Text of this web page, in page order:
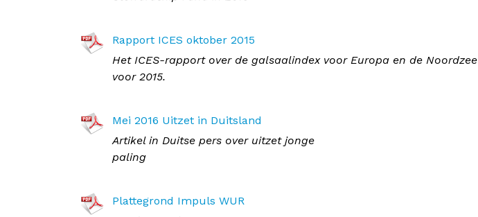
Rapport ICES oktober 2015
Het ICES-rapport over de galsaalindex voor Europa en de Noordzee
voor 2015.
Mei 2016 Uitzet in Duitsland
Artikel in Duitse pers over uitzet jonge
paling
Plattegrond Impuls WUR